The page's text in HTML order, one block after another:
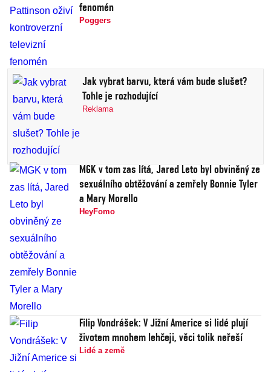
fenomén
Poggers
Jak vybrat barvu, která vám bude slušet?
Tohle je rozhodující
Reklama
MGK v tom zas lítá, Jared Leto byl obviněný ze
sexuálního obtěžování a zemřely Bonnie Tyler
a Mary Morello
HeyFomo
Filip Vondrášek: V Jižní Americe si lidé plují
životem mnohem lehčeji, věci tolik neřeší
Lidé a země